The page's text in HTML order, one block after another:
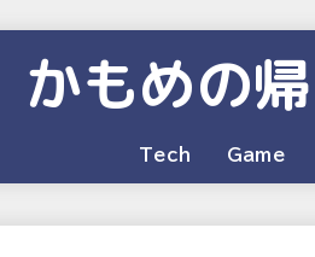
かもめの
Tech Game